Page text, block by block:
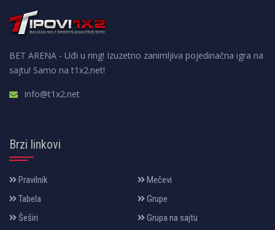
BET ARENA - Uđi u ring! Izuzetno zanimljiva pojedinačna igra na
sajtu! Samo na t1x2.net!
info@t1x2.net
Brzi linkovi
Pravilnik
Mečevi
Tabela
Grupe
Šeširi
Grupa na sajtu